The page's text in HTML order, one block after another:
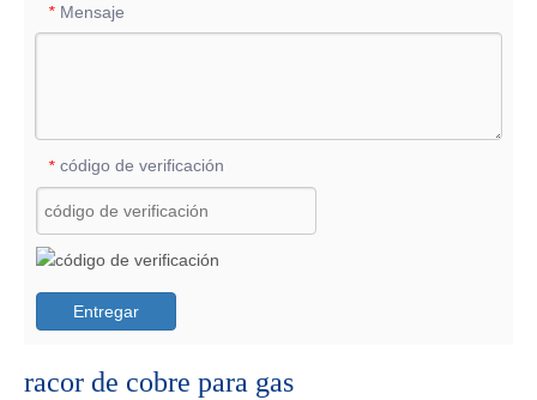
* Mensaje
* código de verificación
Entregar
racor de cobre para gas